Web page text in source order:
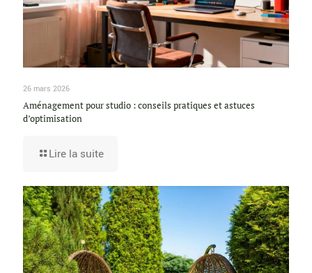
26 mars 2026
Aménagement pour studio : conseils pratiques et astuces
d’optimisation
Lire la suite